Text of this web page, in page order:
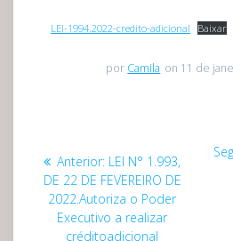
LEI-1994.2022-credito-adicional Baixar
por Camila on 11 de
de
Post
Anterior: Post
anterior:
LEI N° 1.993,
DE 22 DE FEVEREIRO DE
2022.Autoriza o Poder
Executivo a realizar
créditoadicional